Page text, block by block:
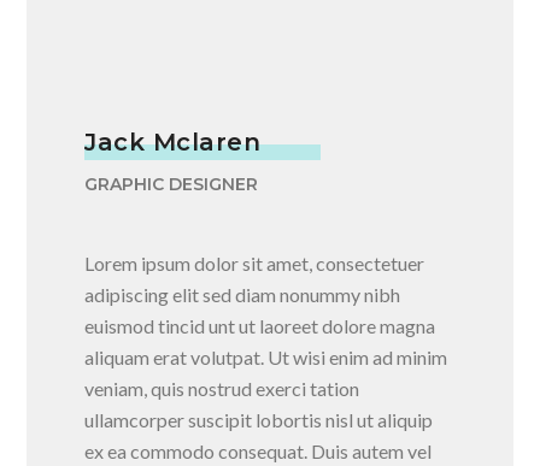
Jack Mclaren
GRAPHIC DESIGNER
Lorem ipsum dolor sit amet, consectetuer
adipiscing elit sed diam nonummy nibh
euismod tincid unt ut laoreet dolore magna
aliquam erat volutpat. Ut wisi enim ad minim
veniam, quis nostrud exerci tation
ullamcorper suscipit lobortis nisl ut aliquip
ex ea commodo consequat. Duis autem vel